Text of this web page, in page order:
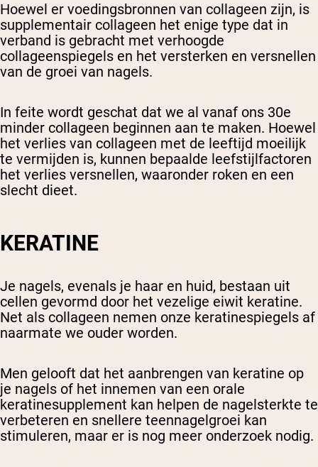
Hoewel er voedingsbronnen van collageen zijn, is
supplementair collageen het enige type dat in
verband is gebracht met verhoogde
collageenspiegels en het versterken en versnellen
van de groei van nagels.
In feite wordt geschat dat we al vanaf ons 30e
minder collageen beginnen aan te maken. Hoewel
het verlies van collageen met de leeftijd moeilijk
te vermijden is, kunnen bepaalde leefstijlfactoren
het verlies versnellen, waaronder roken en een
slecht dieet.
KERATINE
Je nagels, evenals je haar en huid, bestaan uit
cellen gevormd door het vezelige eiwit keratine.
Net als collageen nemen onze keratinespiegels af
naarmate we ouder worden.
Men gelooft dat het aanbrengen van keratine op
je nagels of het innemen van een orale
keratinesupplement kan helpen de nagelsterkte te
verbeteren en snellere teennagelgroei kan
stimuleren, maar er is nog meer onderzoek nodig.